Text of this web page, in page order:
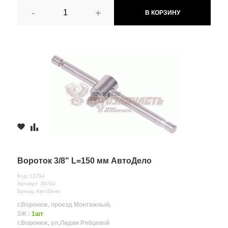
- + В КОРЗИНУ
Вороток 3/8" L=150 мм АвтоДело
Код: 12794
Артикул: 39704
Бренд: АвтоDело
г.Воронеж, проезд Монтажный,
3Ж : 1шт
г.Воронеж, ул.Лидии Рябцевой